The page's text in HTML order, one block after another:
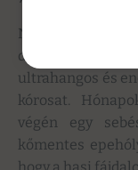
Negyvenes
ultrahangos és
kórosat.
végén egy
kőmentes
hogy a hasi